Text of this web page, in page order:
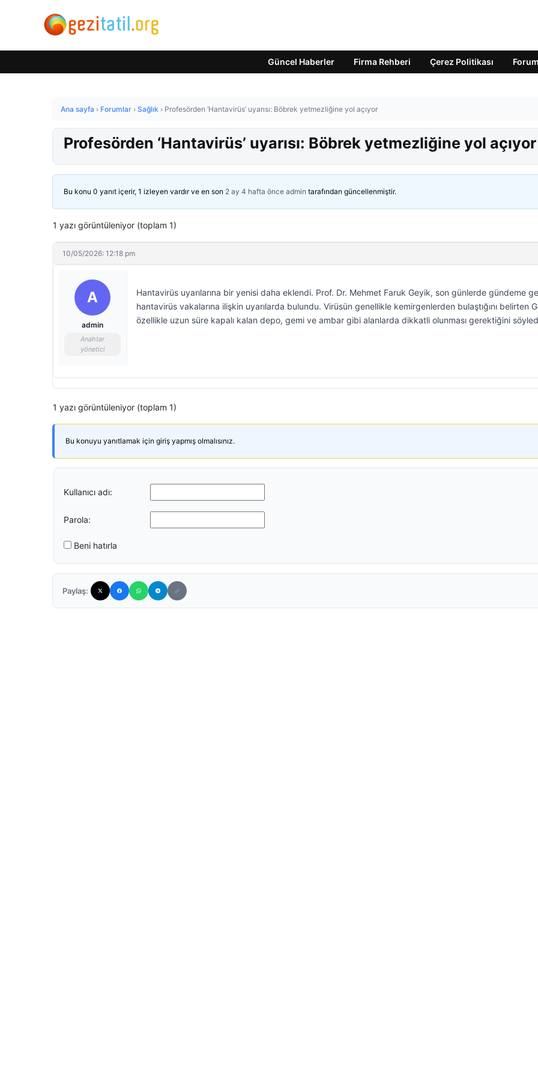
Güncel Haberler Firma Rehberi Çerez Politikası Forum
Ana sayfa › Forumlar › Sağlık › Profesörden ‘Hantavirüs’ uyarısı: Böbrek yetmezliğine yol açıyor
Profesörden ‘Hantavirüs’ uyarısı: Böbrek yetmezliğine yol açıyor
Bu konu 0 yanıt içerir, 1 izleyen vardır ve en son 2 ay 4 hafta önce admin tarafından güncellenmiştir.
1 yazı görüntüleniyor (toplam 1)
10/05/2026: 12:18 pm
A
admin
Anahtar
yönetici
Hantavirüs uyarılarına bir yenisi daha eklendi. Prof. Dr. Mehmet Faruk Geyik, son günlerde gündeme
hantavirüs vakalarına ilişkin uyarılarda bulundu. Virüsün genellikle kemirgenlerden bulaştığını belirten
özellikle uzun süre kapalı kalan depo, gemi ve ambar gibi alanlarda dikkatli olunması gerektiğini
1 yazı görüntüleniyor (toplam 1)
Bu konuyu yanıtlamak için giriş yapmış olmalısınız.
Kullanıcı adı:
Parola:
Beni hatırla
Paylaş: